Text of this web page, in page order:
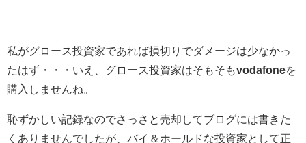
私がグロース投資家であれば損切りでダメージは少なかっ
たはず・・・いえ、グロース投資家はそもそもvodafoneを
購入しませんね。
恥ずかしい記録なのでさっさと売却してブログには書きた
くありませんでしたが、バイ＆ホールドな投資家として正